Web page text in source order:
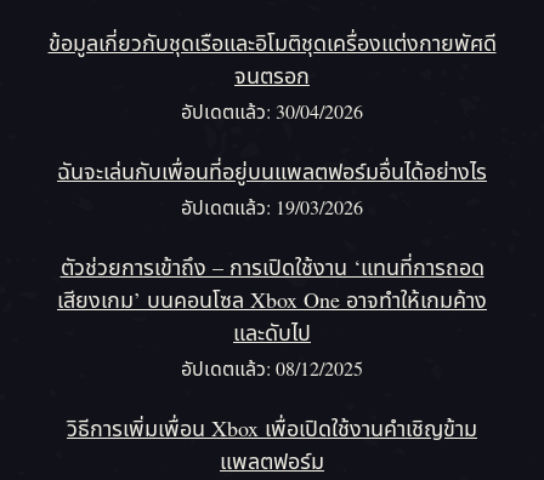
ข้อมูลเกี่ยวกับชุดเรือและอิโมติชุดเครื่องแต่งกายพัศดี
จนตรอก
อัปเดตแล้ว: 30/04/2026
ฉันจะเล่นกับเพื่อนที่อยู่บนแพลตฟอร์มอื่นได้อย่างไร
อัปเดตแล้ว: 19/03/2026
ตัวช่วยการเข้าถึง – การเปิดใช้งาน ‘แทนที่การถอด
เสียงเกม’ บนคอนโซล Xbox One อาจทำให้เกมค้าง
และดับไป
อัปเดตแล้ว: 08/12/2025
วิธีการเพิ่มเพื่อน Xbox เพื่อเปิดใช้งานคําเชิญข้าม
แพลตฟอร์ม